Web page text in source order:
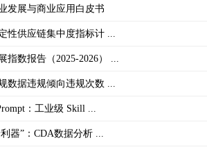
发展与商业应用白皮书
性供应链集中度指标计 ...
数报告（2025-2026） ...
数据违规倾向违规次数 ...
：工业级 Skill ...
器”：CDA数据分析 ...